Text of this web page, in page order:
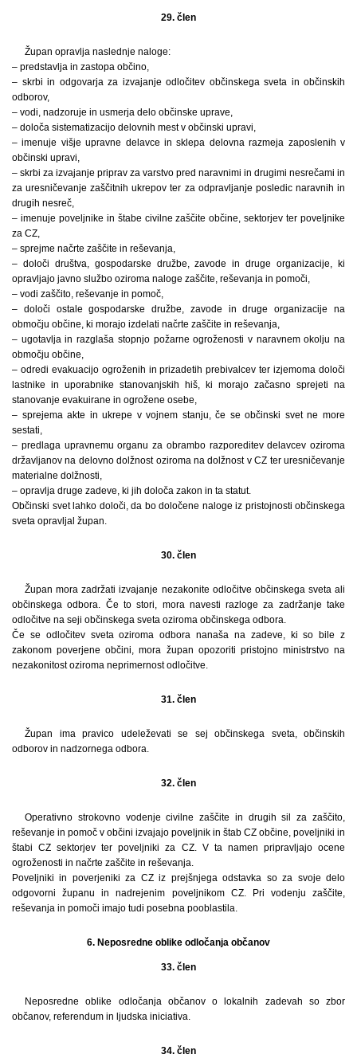
29. člen
Župan opravlja naslednje naloge:
– predstavlja in zastopa občino,
– skrbi in odgovarja za izvajanje odločitev občinskega sveta in občinskih
odborov,
– vodi, nadzoruje in usmerja delo občinske uprave,
– določa sistematizacijo delovnih mest v občinski upravi,
– imenuje višje upravne delavce in sklepa delovna razmeja zaposlenih v
občinski upravi,
– skrbi za izvajanje priprav za varstvo pred naravnimi in drugimi nesrečami in
za uresničevanje zaščitnih ukrepov ter za odpravljanje posledic naravnih in
drugih nesreč,
– imenuje poveljnike in štabe civilne zaščite občine, sektorjev ter poveljnike
za CZ,
– sprejme načrte zaščite in reševanja,
– določi društva, gospodarske družbe, zavode in druge organizacije, ki
opravljajo javno službo oziroma naloge zaščite, reševanja in pomoči,
– vodi zaščito, reševanje in pomoč,
– določi ostale gospodarske družbe, zavode in druge organizacije na
območju občine, ki morajo izdelati načrte zaščite in reševanja,
– ugotavlja in razglaša stopnjo požarne ogroženosti v naravnem okolju na
območju občine,
– odredi evakuacijo ogroženih in prizadetih prebivalcev ter izjemoma določi
lastnike in uporabnike stanovanjskih hiš, ki morajo začasno sprejeti na
stanovanje evakuirane in ogrožene osebe,
– sprejema akte in ukrepe v vojnem stanju, če se občinski svet ne more
sestati,
– predlaga upravnemu organu za obrambo razporeditev delavcev oziroma
državljanov na delovno dolžnost oziroma na dolžnost v CZ ter uresničevanje
materialne dolžnosti,
– opravlja druge zadeve, ki jih določa zakon in ta statut.
Občinski svet lahko določi, da bo določene naloge iz pristojnosti občinskega
sveta opravljal župan.
30. člen
Župan mora zadržati izvajanje nezakonite odločitve občinskega sveta ali
občinskega odbora. Če to stori, mora navesti razloge za zadržanje take
odločitve na seji občinskega sveta oziroma občinskega odbora.
Če se odločitev sveta oziroma odbora nanaša na zadeve, ki so bile z
zakonom poverjene občini, mora župan opozoriti pristojno ministrstvo na
nezakonitost oziroma neprimernost odločitve.
31. člen
Župan ima pravico udeleževati se sej občinskega sveta, občinskih
odborov in nadzornega odbora.
32. člen
Operativno strokovno vodenje civilne zaščite in drugih sil za zaščito,
reševanje in pomoč v občini izvajajo poveljnik in štab CZ občine, poveljniki in
štabi CZ sektorjev ter poveljniki za CZ. V ta namen pripravljajo ocene
ogroženosti in načrte zaščite in reševanja.
Poveljniki in poverjeniki za CZ iz prejšnjega odstavka so za svoje delo
odgovorni županu in nadrejenim poveljnikom CZ. Pri vodenju zaščite,
reševanja in pomoči imajo tudi posebna pooblastila.
6. Neposredne oblike odločanja občanov
33. člen
Neposredne oblike odločanja občanov o lokalnih zadevah so zbor
občanov, referendum in ljudska iniciativa.
34. člen